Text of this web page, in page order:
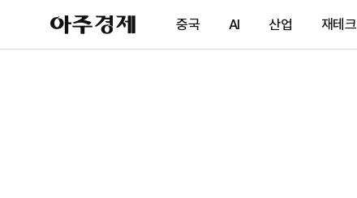
아
주
제
중국 AI 산업 재테크